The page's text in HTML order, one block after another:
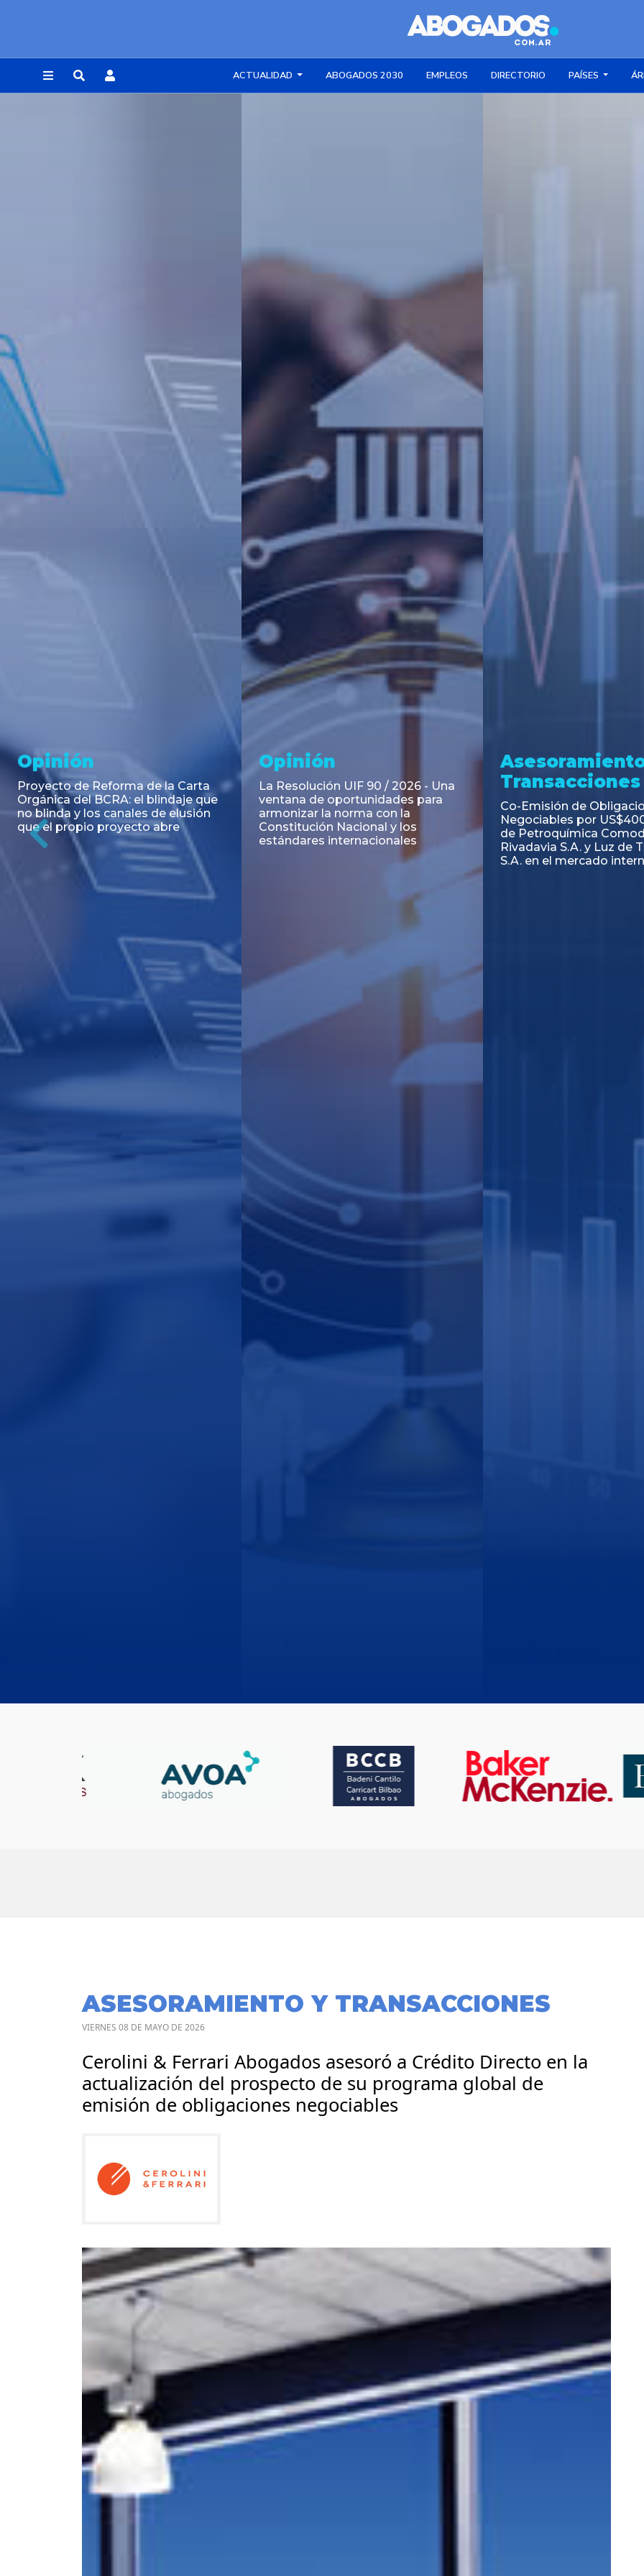
ACTUALIDAD ABOGADOS 2030 EMPLEOS DIRECTORIO PAÍSES
Noticia
RESOLUCIÓN 271/2026 de la
SECRETARIA DE COORDINACIÓN
DE PRODUCCIÓN: Actualización y
unificación de las advertencias
obligatorias en la publicidad de
juegos y apuestas en...
Asesoramiento y
Transacciones
Emisión de Obligaciones
Negociables Clase E de Central
Puerto S.A. por un Valor Nominal
de U$S 98.897.303
Transacciones
PAGBAM asesoró a
autorización para la
de los Certificados de
del Fideicomiso
Inmobiliario "Espacio
Previous
ASESORAMIENTO Y TRANSACCIONES
VIERNES 08 DE MAYO DE 2026
Cerolini & Ferrari Abogados asesoró a Crédito Directo en la
actualización del prospecto de su programa global de
emisión de obligaciones negociables